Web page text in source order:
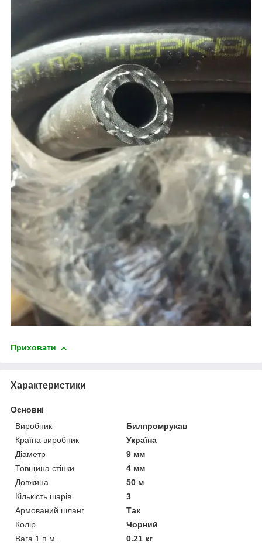
Приховати
Характеристики
Основні
Виробник
Билпромрукав
Країна виробник
Україна
Діаметр
9 мм
Товщина стінки
4 мм
Довжина
50 м
Кількість шарів
3
Армований шланг
Так
Колір
Чорний
Вага 1 п.м.
0.21 кг